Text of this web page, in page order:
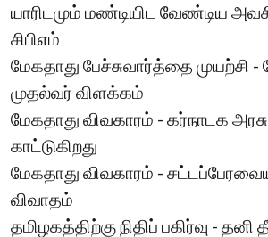
யாரிடமும் மண்டியிட வேண்டிய
சிபிஎம்
மேகதாது பேச்சுவார்த்தை முயற்சி
முதல்வர் விளக்கம்
மேகதாது விவகாரம் - கர்நாடக
காட்டுகிறது
மேகதாது விவகாரம் -
விவாதம்
தமிழகத்திற்கு நிதிப் பகிர்வு -